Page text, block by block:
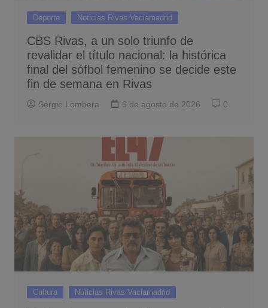
Deporte Noticias Rivas Vaciamadrid
CBS Rivas, a un solo triunfo de
revalidar el título nacional: la histórica
final del sófbol femenino se decide este
fin de semana en Rivas
Sergio Lombera 6 de agosto de 2026 0
Cultura Noticias Rivas Vaciamadrid